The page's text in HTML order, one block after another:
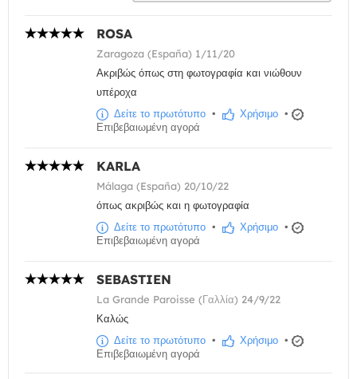
ROSA
Zaragoza (España) 1/11/20
Ακριβώς όπως στη φωτογραφία και νιώθουν
υπέροχα
Δείτε το πρωτότυπο • Χρήσιμο •
Επιβεβαιωμένη αγορά
KARLA
Málaga (España) 20/10/22
όπως ακριβώς και η φωτογραφία
Δείτε το πρωτότυπο • Χρήσιμο •
Επιβεβαιωμένη αγορά
SEBASTIEN
La Grande Paroisse (Γαλλία) 24/9/22
Καλώς
Δείτε το πρωτότυπο • Χρήσιμο •
Επιβεβαιωμένη αγορά